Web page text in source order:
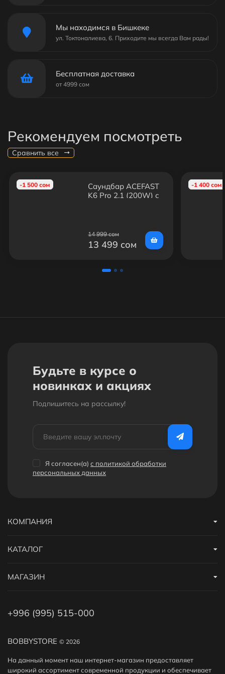
Мы находимся в Бишкеке
ул. Токтоналиева, 6. Приходите мы всегда Вам рады!
Бесплатная доставка
от 4999 сом
Рекомендуем посмотреть
Сравнить все
-1 500 сом
Саундбар ACEFAST
K6 Pro 2.1 (200W) с
AUX, USB
14 999 сом
13 499 сом
-1 400 сом
Будьте в курсе о
новинках и акциях
Подпишитесь на рассылкy!
Я согласен(a) с политикой обработки
персональных данных
BOBBYSTORE © 2026
На данный момент наш интернет-магазин предоставляет
широкий ассортимент современной продукции и обеспечивает
КОМПАНИЯ
КАТАЛОГ
МАГАЗИН
+996 (995) 515-000